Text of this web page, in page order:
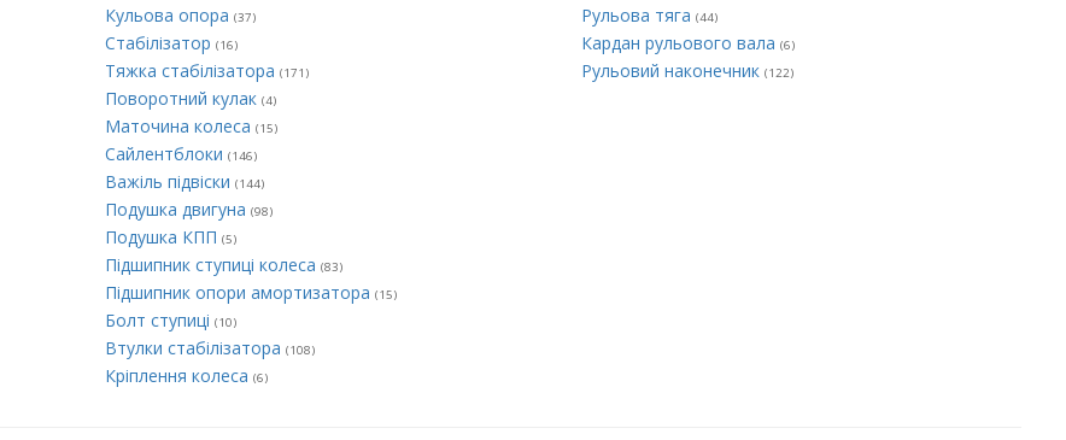
Кульова опора (37)
Стабілізатор (16)
Тяжка стабілізатора (171)
Поворотний кулак (4)
Маточина колеса (15)
Сайлентблоки (146)
Важіль підвіски (144)
Подушка двигуна (98)
Подушка КПП (5)
Підшипник ступиці колеса (83)
Підшипник опори амортизатора (15)
Болт ступиці (10)
Втулки стабілізатора (108)
Кріплення колеса (6)
Рульова тяга (44)
Кардан рульового вала (6)
Рульовий наконечник (122)